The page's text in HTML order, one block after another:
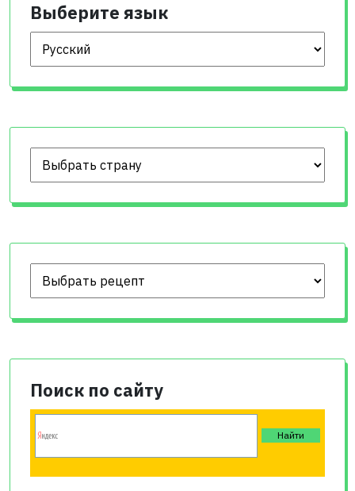
Выберите язык
Выберите язык
Поиск по сайту